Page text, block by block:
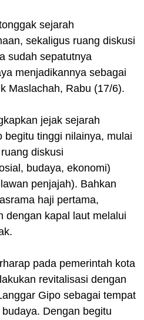
sejarah
sekaligus ruang diskusi
sudah sepatutnya
menjadikannya sebagai
Maslachah, Rabu (17/6).
jejak sejarah
begitu tinggi nilainya, mulai
diskusi
budaya, ekonomi)
penjajah). Bahkan
haji pertama,
dengan kapal laut melalui
pada pemerintah kota
revitalisasi dengan
Gipo sebagai tempat
Dengan begitu